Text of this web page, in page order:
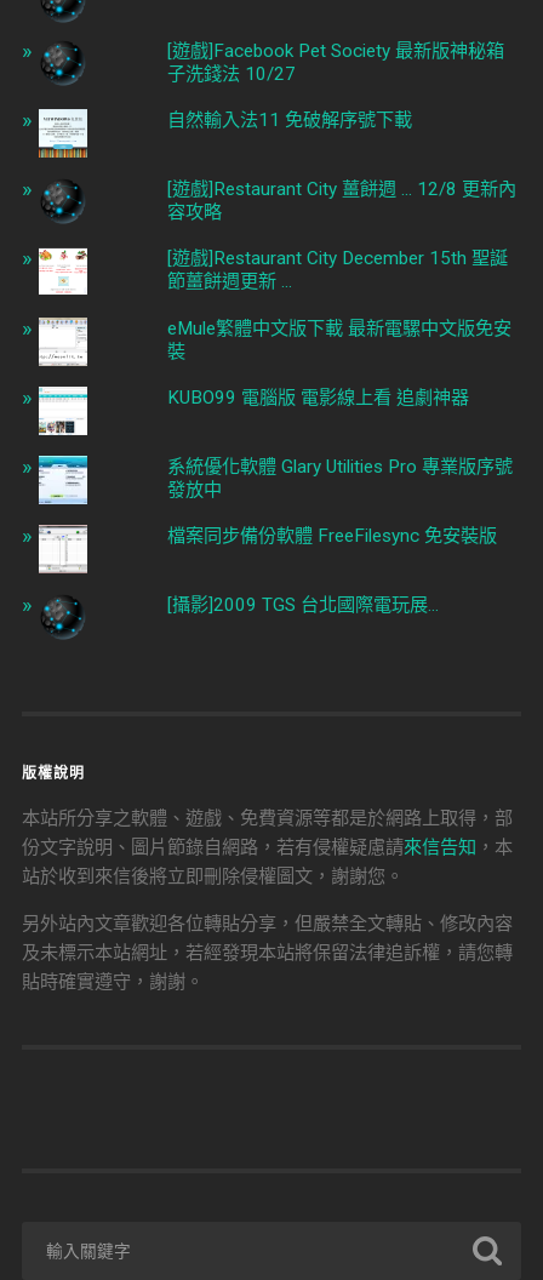
[遊戲]Facebook Pet Society 最新版神秘箱
子洗錢法 10/27
自然輸入法11 免破解序號下載
[遊戲]Restaurant City 薑餅週 ... 12/8 更新內
容攻略
[遊戲]Restaurant City December 15th 聖誕
節薑餅週更新 ...
eMule繁體中文版下載 最新電騾中文版免安
裝
KUBO99 電腦版 電影線上看 追劇神器
系統優化軟體 Glary Utilities Pro 專業版序號
發放中
檔案同步備份軟體 FreeFilesync 免安裝版
[攝影]2009 TGS 台北國際電玩展...
版權說明
本站所分享之軟體、遊戲、免費資源等都是於網路上取得，部
份文字說明、圖片節錄自網路，若有侵權疑慮請來信告知 ，本
站於收到來信後將立即刪除侵權圖文，謝謝您。
另外站內文章歡迎各位轉貼分享，但嚴禁全文轉貼、修改內容
及未標示本站網址，若經發現本站將保留法律追訴權，請您轉
貼時確實遵守，謝謝。